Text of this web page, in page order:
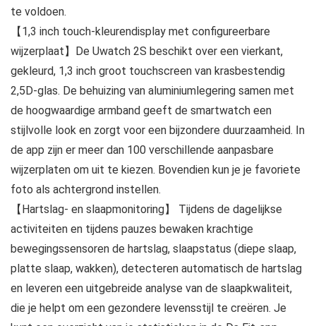
te voldoen.
【1,3 inch touch-kleurendisplay met configureerbare
wijzerplaat】De Uwatch 2S beschikt over een vierkant,
gekleurd, 1,3 inch groot touchscreen van krasbestendig
2,5D-glas. De behuizing van aluminiumlegering samen met
de hoogwaardige armband geeft de smartwatch een
stijlvolle look en zorgt voor een bijzondere duurzaamheid. In
de app zijn er meer dan 100 verschillende aanpasbare
wijzerplaten om uit te kiezen. Bovendien kun je je favoriete
foto als achtergrond instellen.
【Hartslag- en slaapmonitoring】 Tijdens de dagelijkse
activiteiten en tijdens pauzes bewaken krachtige
bewegingssensoren de hartslag, slaapstatus (diepe slaap,
platte slaap, wakken), detecteren automatisch de hartslag
en leveren een uitgebreide analyse van de slaapkwaliteit,
die je helpt om een gezondere levensstijl te creëren. Je